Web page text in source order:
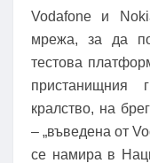
Vodafone и
мрежа, за да
тестова
пристанищния
кралство, на
– „въведена от
се намира в